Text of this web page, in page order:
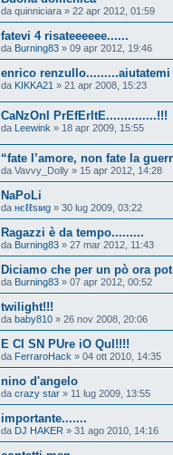
da quinniciara » 22 apr 2012, 01:59
fatevi 4 risateeeeee......
da Burning83 » 09 apr 2012, 19:46
enrico
da KIKKA21 » 21 apr 2008, 15:23
CaNzOnI PrEfErItE..............!!!
da Leewink » 18 apr 2009, 15:55
“fate l’amore, non fate la
da Vavvy_Dolly » 15 apr 2012, 14:28
NaPoLi
da нєℓℓѕιиg » 30 lug 2009, 03:22
Ragazzi è da tempo.........
da Burning83 » 27 mar 2012, 11:43
Diciamo che per un pò ora
da Burning83 » 07 apr 2012, 00:52
twilight!!!
da baby810 » 26 nov 2008, 20:06
E CI SN PUre iO QuI!!!!
da FerraroHack » 04 ott 2010, 14:35
nino d'angelo
da crazy star » 11 lug 2009, 13:55
importante.......
da DJ HAKER » 31 ago 2010, 14:16